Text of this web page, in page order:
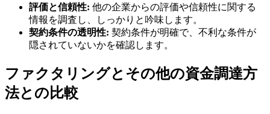
評価と信頼性: 他の企業からの評価や信頼性に関する
情報を調査し、しっかりと吟味します。
契約条件の透明性: 契約条件が明確で、不利な条件が
隠されていないかを確認します。
ファクタリングとその他の資金調達方
法との比較